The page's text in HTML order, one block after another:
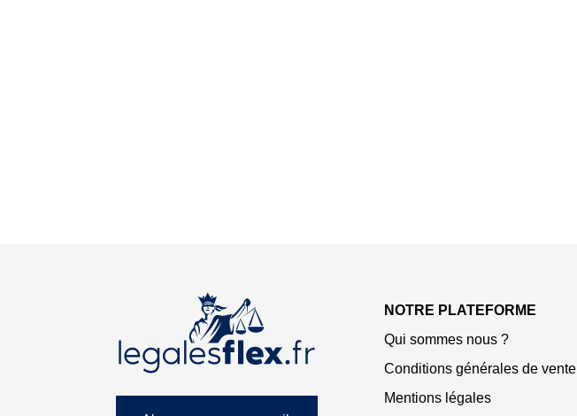
NOTRE PLATEFORME
Qui sommes nous ?
Conditions générales de vente
Mentions légales